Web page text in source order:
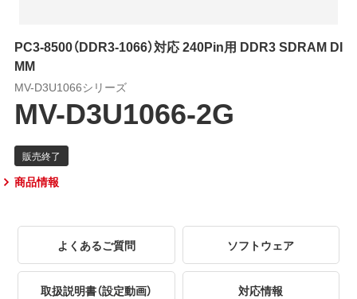
PC3-8500（DDR3-1066）対応 240Pin用 DDR3 SDRAM DI
MM
MV-D3U1066シリーズ
MV-D3U1066-2G
商品情報
よくあるご質問 ソフトウェア
取扱説明書（設定動画） 対応情報